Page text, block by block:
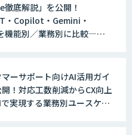
徹底解説」を公開！
・Copilot・Gemini・
機能別／業務別に比較―自
マーサポート向けAI活用ガイ
開！対応工数削減からCX向上
実現する業務別ユースケー